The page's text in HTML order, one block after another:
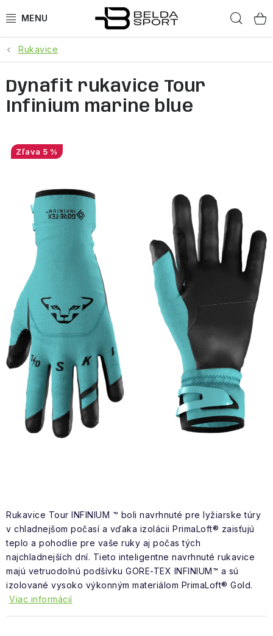
na
ŠPORTY
BEH
GOLDBERGH
OBUV
DOPLNKY
NAŠE SLUŽBY
VÝPREDAJ
ZNAČKY
Vrátenie a výmena Doprava a platba
Blog
Moja objednávka
Rukavice
Rukavice Tour INFINIUM ™ boli navrhnuté pre lyžiarske túry
v chladnejšom počasí a vďaka izolácii PrimaLoft® zaisťujú
teplo a pohodlie pre vaše ruky aj počas tých
najchladnejších dní. Tieto inteligentne navrhnuté rukavice
majú vetruodolnú podšívku GORE-TEX INFINIUM™ a sú
izolované vysoko výkonným materiálom PrimaLoft® Gold.
Viac informácií
Dynafit rukavice Tour
Infinium marine blue
5 %